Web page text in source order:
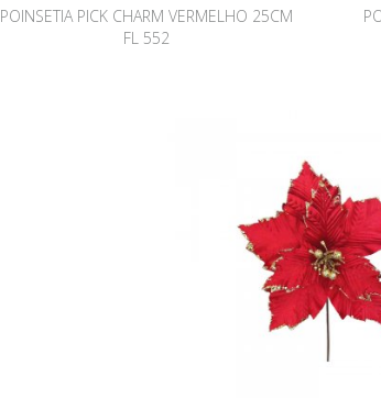
POINSETIA PICK CHARM VERMELHO 25CM
FL 552